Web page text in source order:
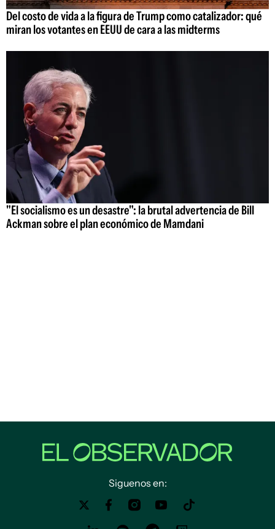
Del costo de vida a la figura de Trump como catalizador: qué
miran los votantes en EEUU de cara a las midterms
"El socialismo es un desastre": la brutal advertencia de Bill
Ackman sobre el plan económico de Mamdani
Siguenos en: